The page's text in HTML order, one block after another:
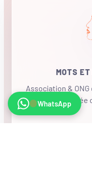
MOTS ET
Association &
général, mobilisée
WhatsApp